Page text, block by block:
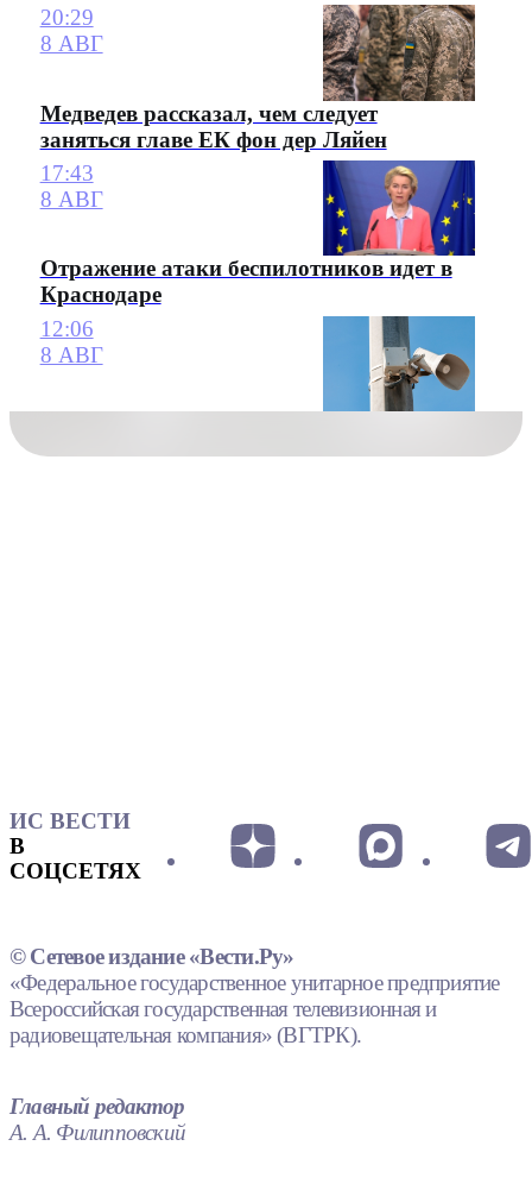
20:29
8 АВГ
Медведев рассказал, чем следует
заняться главе ЕК фон дер Ляйен
17:43
8 АВГ
Отражение атаки беспилотников идет в
Краснодаре
12:06
8 АВГ
ИС ВЕСТИ
В
СОЦСЕТЯХ
© Сетевое издание «Вести.Ру»
«Федеральное государственное унитарное предприятие
Всероссийская государственная телевизионная и
радиовещательная компания» (ВГТРК).
Главный редактор
А. А. Филипповский